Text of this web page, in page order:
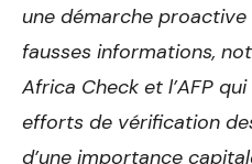
une démarche proactive
fausses informations,
Africa Check et l’AFP
efforts de vérification
d’une importance